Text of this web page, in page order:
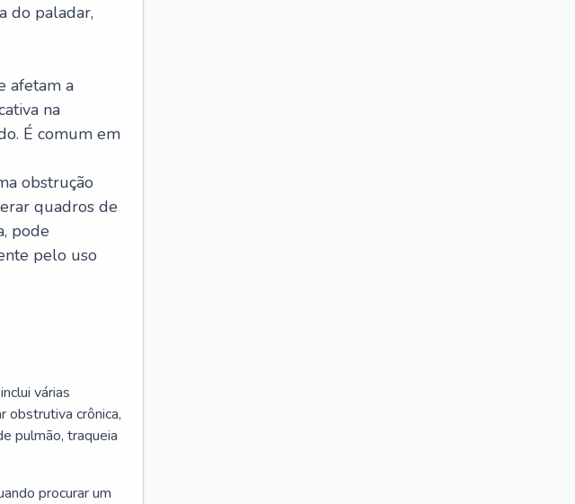
do paladar,
afetam a
na
É comum em
obstrução
quadros de
pode
pelo uso
várias
obstrutiva crônica,
pulmão, traqueia
procurar um